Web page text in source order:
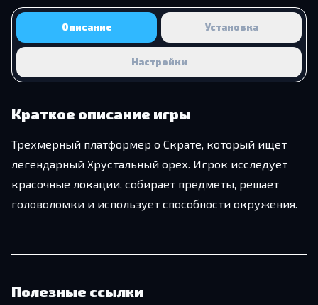
Описание Установка
Настройки
Краткое описание игры
Трёхмерный платформер о Скрате, который ищет
легендарный Хрустальный орех. Игрок исследует
красочные локации, собирает предметы, решает
головоломки и использует способности окружения.
Полезные ссылки